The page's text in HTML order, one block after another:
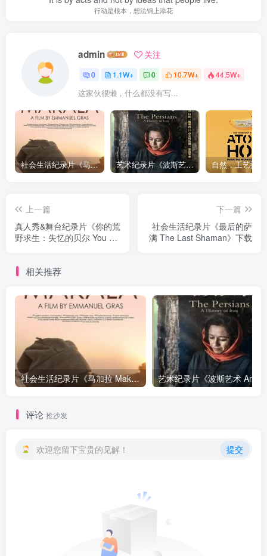
行动是根本，想法锦上添花
admin 关注
0 1.1W+ 0 10.7W+ 44.5W+
这家伙很懒，什么都没有写...
社会生活纪录片《马加拉 Makala》下载 艺术纪录片《波斯艺术 Art of Persia》下载
上一篇
真人秀&舞台纪录片《你的荒
野求生：失忆的贝尔 You vs.
下一篇
社会生活纪录片《最后的萨
满 The Last Shaman》下载
相关推荐
社会生活纪录片《马加拉 Makala》下载
评论 抢沙发
欢迎您留下宝贵的见解！ 提交